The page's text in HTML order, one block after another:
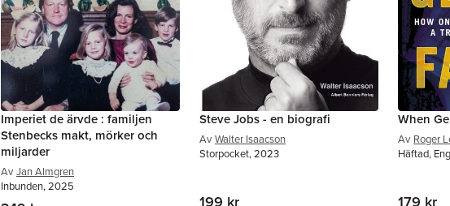
Imperiet de ärvde : familjen
Stenbecks makt, mörker och
miljarder
Av Jan Almgren
Inbunden, 2025
Steve Jobs - en biografi
Av Walter Isaacson
Storpocket, 2023
199 kr
When
Av Roger
Häftad,
179 kr